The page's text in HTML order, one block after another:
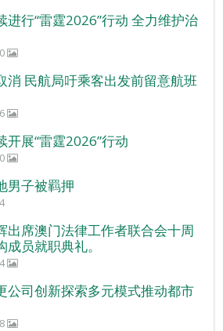
进行“雷霆2026”行动 全力维护治
消 民航局吁乘客出发前留意航班
开展“雷霆2026”行动
男子被羁押
出席澳门法律工作者联合会十周
员就职典礼。
公司创新探索多元模式推动都市